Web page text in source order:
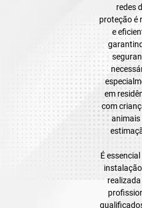
redes
proteção é
e
em
com
animais
É